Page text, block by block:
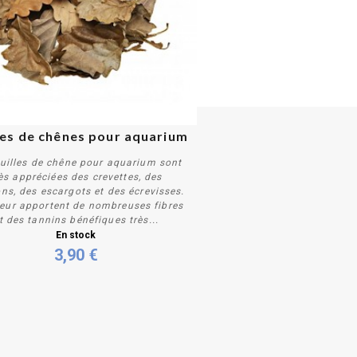
Acheter
de chênes pour aquarium
de chêne pour aquarium sont
appréciées des crevettes, des
des escargots et des écrevisses.
apportent de nombreuses fibres
des tannins bénéfiques très...
En stock
3,90 €